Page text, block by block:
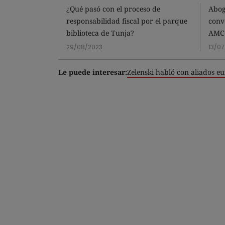
¿Qué pasó con el proceso de
responsabilidad fiscal por el parque
biblioteca de Tunja?
29/08/2023
AMC
13/
Le puede interesar:Zelenski habló con aliados